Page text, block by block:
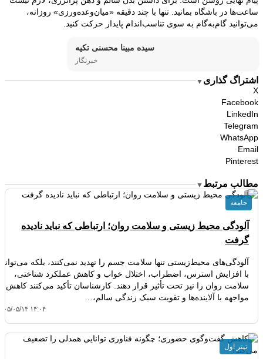
ساعت‌ها در باشگاه بمانید. تنها با چند دقیقه «میان‌وعده‌ورزی» روزانه،
می‌توانید گام‌به‌گام به سوی تناسب‌اندام پایدار حرکت کنید.
سیده مبینا محسنی تکیه
خبرنگار
اشتراگ گذاری ▼
X
Facebook
LinkedIn
Telegram
WhatsApp
Email
Pinterest
مطالب مرتبط ▼
آلودگی محیط زیستی و سلامت روان؛ ارتباطی که نباید نادیده
گرفت
آلودگی‌های محیط‌زیستی تنها سلامت جسم را تهدید نمی‌کنند، بلکه
با افزایش استرس، اضطراب، اختلال خواب و کاهش عملکرد شناختی،
سلامت روان را نیز تحت تأثیر قرار دهند. کارشناسان تأکید می‌کنند کاهش
مواجهه با آلاینده‌ها و تقویت سبک زندگی سالم،…
۱۴۰۵/۰۵/۱۴
جامعه
تیتر اول